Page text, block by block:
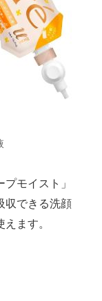
モイスト」
収できる洗顔
ます。